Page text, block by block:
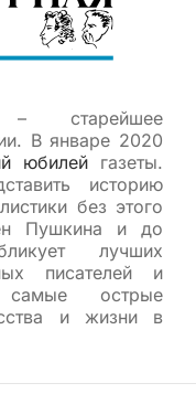
– старейшее
В январе 2020
юбилей газеты.
историю
без этого
Пушкина и до
лучших
писателей и
самые острые
и жизни в